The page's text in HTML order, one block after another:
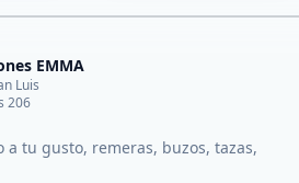
EMMA
Luis
206
a tu gusto, remeras, buzos, tazas,